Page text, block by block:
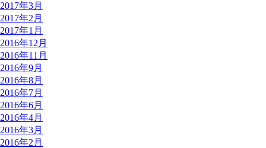
2017年3月
2017年2月
2017年1月
2016年12月
2016年11月
2016年9月
2016年8月
2016年7月
2016年6月
2016年4月
2016年3月
2016年2月